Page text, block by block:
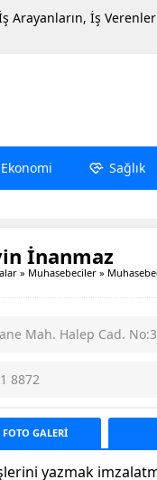
Arayanların, İş
Ekonomi Sağlık
İnanmaz
» Muhasebeciler »
Mah. Halep Cad.
8872
FOTO GALERİ
yazmak